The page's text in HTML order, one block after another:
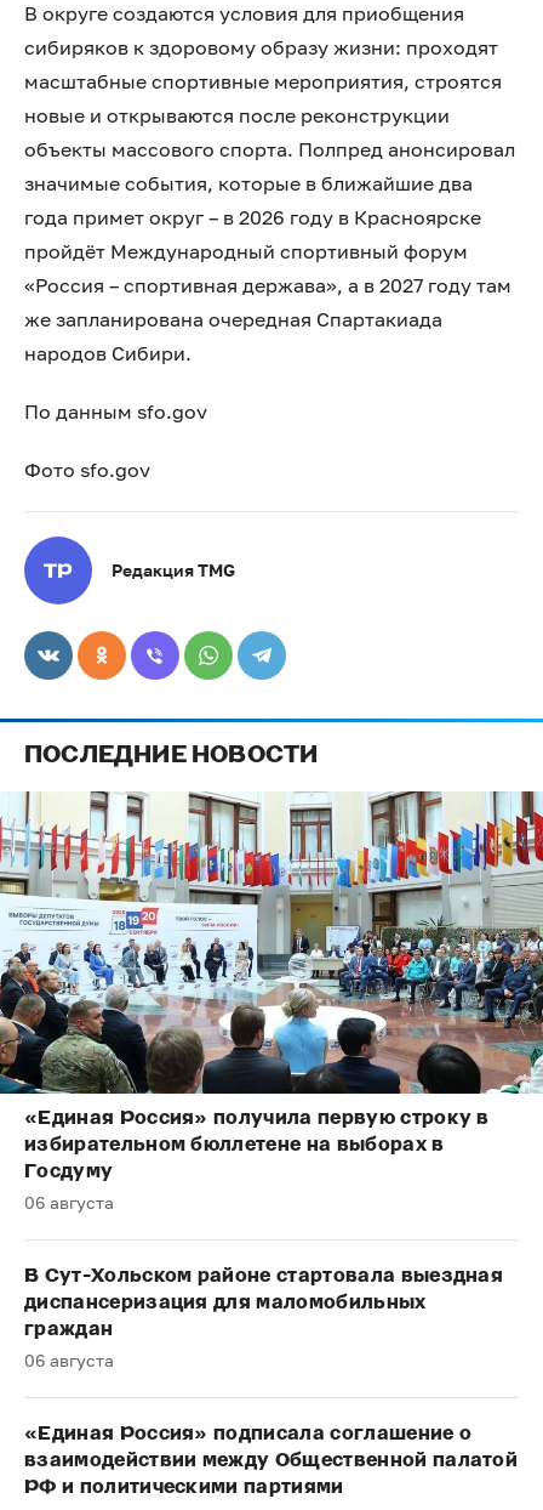
В округе создаются условия для приобщения
сибиряков к здоровому образу жизни: проходят
масштабные спортивные мероприятия, строятся
новые и открываются после реконструкции
объекты массового спорта. Полпред анонсировал
значимые события, которые в ближайшие два
года примет округ – в 2026 году в Красноярске
пройдёт Международный спортивный форум
«Россия – спортивная держава», а в 2027 году там
же запланирована очередная Спартакиада
народов Сибири.
По данным sfo.gov
Фото sfo.gov
Редакция TMG
ПОСЛЕДНИЕ НОВОСТИ
«Единая Россия» получила первую строку в
избирательном бюллетене на выборах в
Госдуму
06 августа
В Сут-Хольском районе стартовала выездная
диспансеризация для маломобильных
граждан
06 августа
«Единая Россия» подписала соглашение о
взаимодействии между Общественной палатой
РФ и политическими партиями